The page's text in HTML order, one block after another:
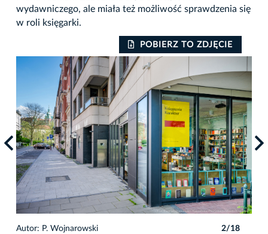
wydawniczego, ale miała też możliwość sprawdzenia się
w roli księgarki.
POBIERZ TO ZDJĘCIE
Autor: P. Wojnarowski 2/18